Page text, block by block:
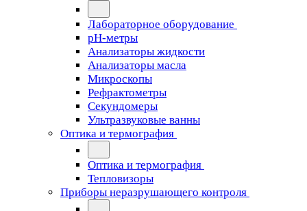
Лабораторное оборудование
pH-метры
Анализаторы жидкости
Анализаторы масла
Микроскопы
Рефрактометры
Секундомеры
Ультразвуковые ванны
Оптика и термография
Оптика и термография
Тепловизоры
Приборы неразрушающего контроля